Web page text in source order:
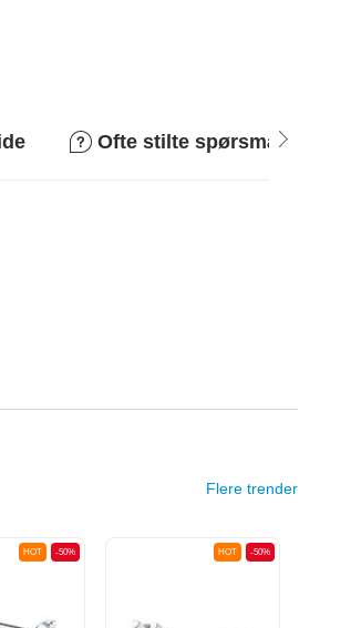
Ofte stilte spørsmål
Flere trender
-50%
HOT -50%
HOT